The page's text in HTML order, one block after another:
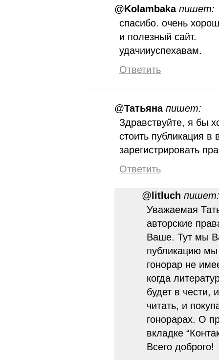
@Kolambaka пишет:
спасибо. очень
и полезный сайт.
удачииуспехавам.
Ответить
@Татьяна пишет:
Здравствуйте, я бы
стоить публикация
зарегистрировать
Ответить
@ litluch пишет:
Уважаемая
авторские
Ваше. Тут мы
публикацию
гонорар не
когда
будет в чести,
читать, и
гонорарах. О
вкладке
Всего доброго!